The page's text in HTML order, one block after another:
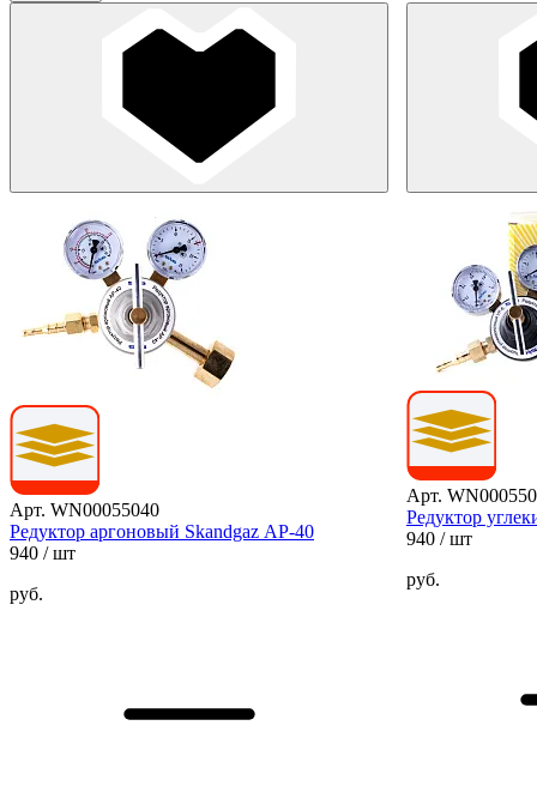
Арт. WN00055040
Редуктор аргоновый Skandgaz АР-40
940 / шт
руб.
Арт.
Редуктор
940 / шт
руб.